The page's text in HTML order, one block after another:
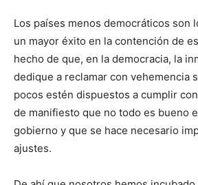
Los países menos democráticos son
un mayor éxito en la contención de
hecho de que, en la democracia, la
dedique a reclamar con vehemencia
pocos estén dispuestos a cumplir
de manifiesto que no todo es bueno
gobierno y que se hace necesario
ajustes.